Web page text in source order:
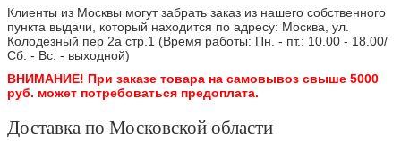
Клиенты из Москвы могут забрать заказ из нашего собственного
пункта выдачи, который находится по адресу: Москва, ул.
Колодезный пер 2а стр.1 (Время работы: Пн. - пт.: 10.00 - 18.00/
Сб. - Вс. - выходной)
ВНИМАНИЕ! При заказе товара на самовывоз свыше 5000
руб. может потребоваться предоплата.
Доставка по Московской области